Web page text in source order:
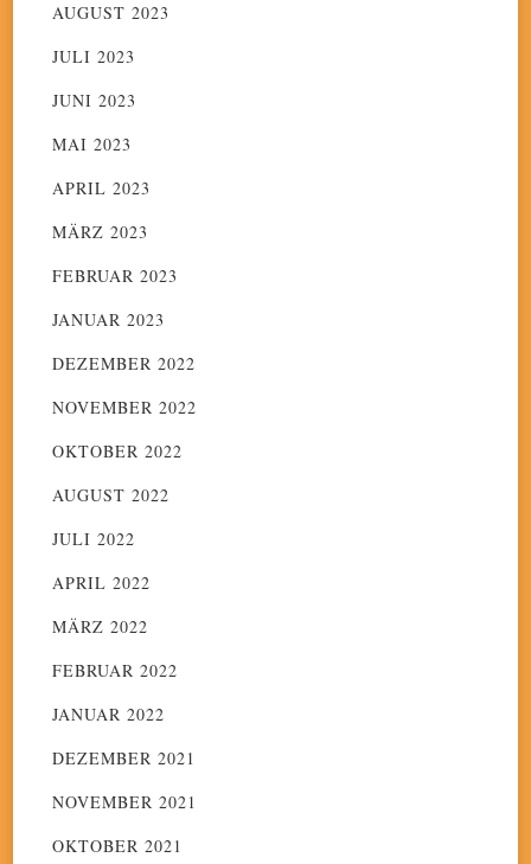
AUGUST 2023
JULI 2023
JUNI 2023
MAI 2023
APRIL 2023
MÄRZ 2023
FEBRUAR 2023
JANUAR 2023
DEZEMBER 2022
NOVEMBER 2022
OKTOBER 2022
AUGUST 2022
JULI 2022
APRIL 2022
MÄRZ 2022
FEBRUAR 2022
JANUAR 2022
DEZEMBER 2021
NOVEMBER 2021
OKTOBER 2021